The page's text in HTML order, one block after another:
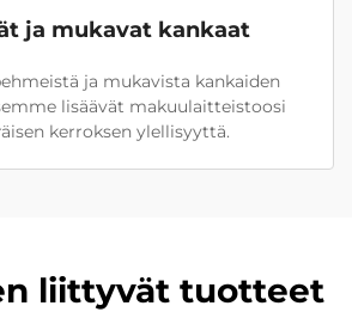
ja mukavat kankaat
ja mukavista kankaiden
lisäävät makuulaitteistoosi
kerroksen ylellisyyttä.
liittyvät tuotteet